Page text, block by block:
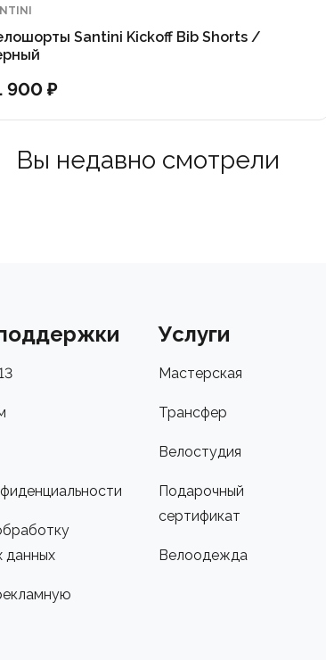
Santini Kickoff Bib Shorts /
900 ₽
Вы недавно смотрели
данных
Услуги
Мастерская
Трансфер
Велостудия
Подарочный
сертификат
Велоодежда